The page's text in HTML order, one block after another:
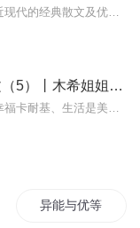
世界最具欣赏性的优美散文（5）丨木希姐姐演播
异能与优等生